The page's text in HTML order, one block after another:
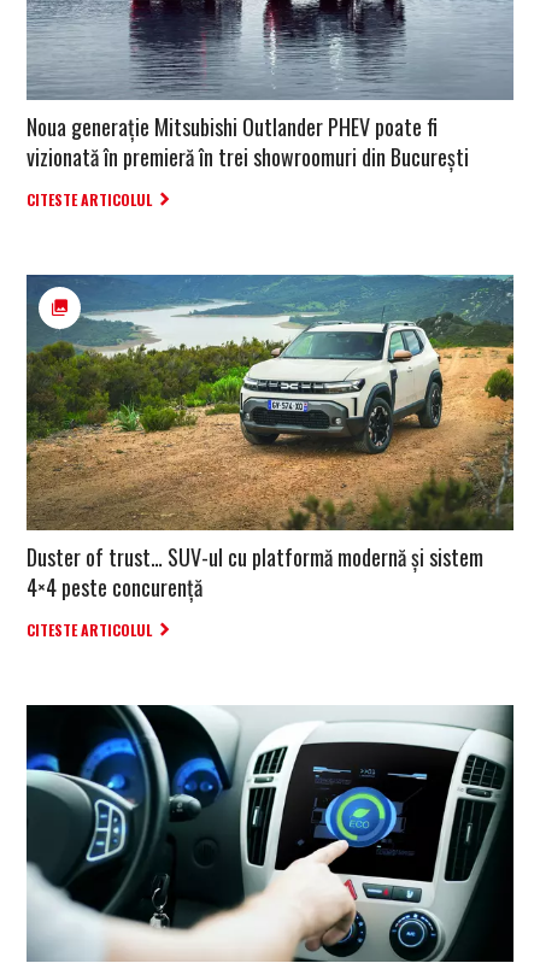
Noua generație Mitsubishi Outlander PHEV poate fi
vizionată în premieră în trei showroomuri din București
CITESTE ARTICOLUL
Duster of trust… SUV-ul cu platformă modernă și sistem
4×4 peste concurență
CITESTE ARTICOLUL